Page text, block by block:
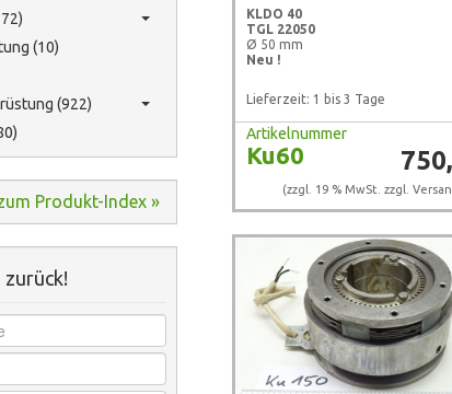
(10)
(922)
Produkt-Index »
KLDO 40
TGL 22050
Ø 50 mm
Neu !
Lieferzeit: 1 bis 3 Tage
Artikelnummer
Ku60
(zzgl. 19 % MwSt. zzgl.